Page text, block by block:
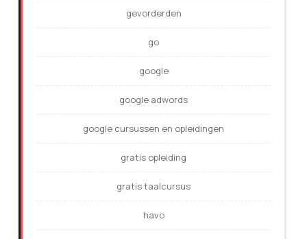
gevorderden
go
google
google adwords
google cursussen en opleidingen
gratis opleiding
gratis taalcursus
havo